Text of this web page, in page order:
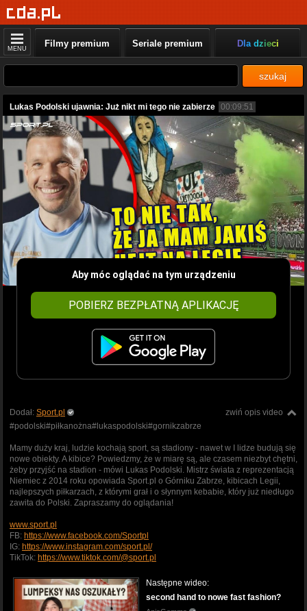
MENU Filmy premium Seriale premium Dla dzieci
szukaj
Lukas Podolski ujawnia: Już nikt mi tego nie zabierze 00:09:51
Aby móc oglądać na tym urządzeniu
POBIERZ BEZPŁATNĄ APLIKACJĘ
zwiń opis video
Dodał: Sport.pl
#podolski#piłkanożna#lukaspodolski#gornikzabrze
Mamy duży kraj, ludzie kochają sport, są stadiony - nawet w I lidze budują się
nowe obiekty. A kibice? Powiedzmy, że w miarę są, ale czasem niezbyt chętni,
żeby przyjść na stadion - mówi Lukas Podolski. Mistrz świata z reprezentacją
Niemiec z 2014 roku opowiada Sport.pl o Górniku Zabrze, kibicach Legii,
najlepszych piłkarzach, z którymi grał i o słynnym kebabie, który już niedługo
zawita do Polski. Zapraszamy do oglądania!
www.sport.pl
FB: https://www.facebook.com/Sportpl
IG: https://www.instagram.com/sport.pl/
TikTok: https://www.tiktok.com/@sport.pl
Następne wideo:
second hand to nowe fast fashion?